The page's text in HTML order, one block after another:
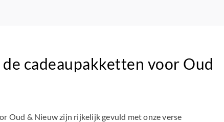
cadeaupakketten voor Oud
Oud & Nieuw zijn rijkelijk gevuld met onze verse